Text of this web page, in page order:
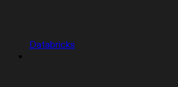
Databricks